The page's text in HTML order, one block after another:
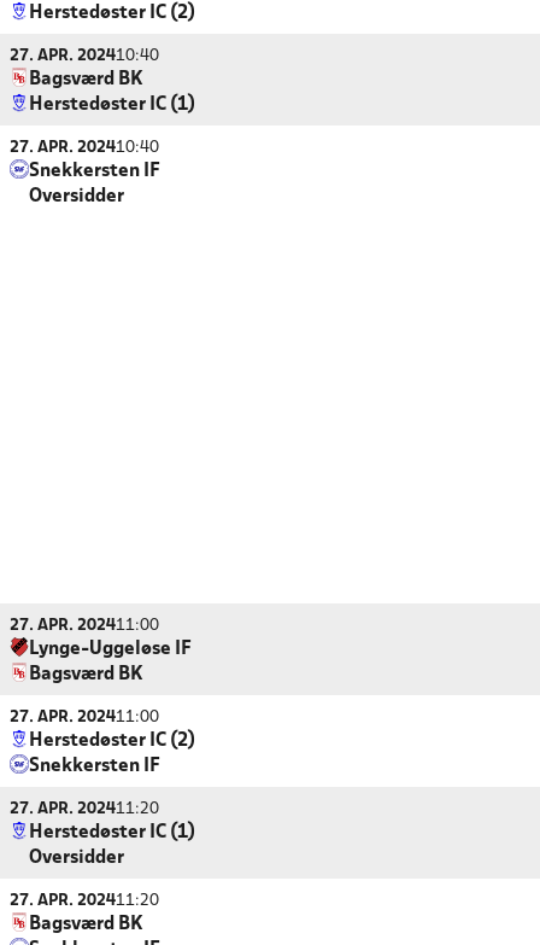
Herstedøster IC (2)
27. APR. 202410:40
Bagsværd BK
Herstedøster IC (1)
27. APR. 202410:40
Snekkersten IF
Oversidder
27. APR. 202411:00
Lynge-Uggeløse IF
Bagsværd BK
27. APR. 202411:00
Herstedøster IC (2)
Snekkersten IF
27. APR. 202411:20
Herstedøster IC (1)
Oversidder
27. APR. 202411:20
Bagsværd BK